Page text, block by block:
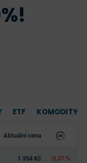
ETF KOMODITY
Aktuální cena
1 354 Kč -0,37 %